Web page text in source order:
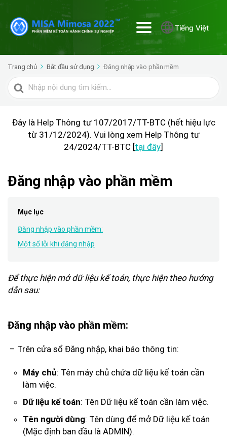
Tiếng Việt
Trang chủ Bắt đầu sử dụng Đăng nhập vào phần mềm
Tìm
kiếm
Đây là Help Thông tư 107/2017/TT-BTC (hết hiệu lực
từ 31/12/2024). Vui lòng xem Help Thông tư
24/2024/TT-BTC [tại đây]
Đăng nhập vào phần mềm
Mục lục
Đăng nhập vào phần mềm:
Một số lỗi khi đăng nhập
Để thực hiện mở dữ liệu kế toán, thực hiện theo hướng
dẫn sau:
Đăng nhập vào phần mềm:
– Trên cửa sổ Đăng nhập, khai báo thông tin:
Máy chủ: Tên máy chủ chứa dữ liệu kế toán cần
làm việc.
Dữ liệu kế toán: Tên Dữ liệu kế toán cần làm việc.
Tên người dùng: Tên dùng để mở Dữ liệu kế toán
(Mặc định ban đầu là ADMIN).